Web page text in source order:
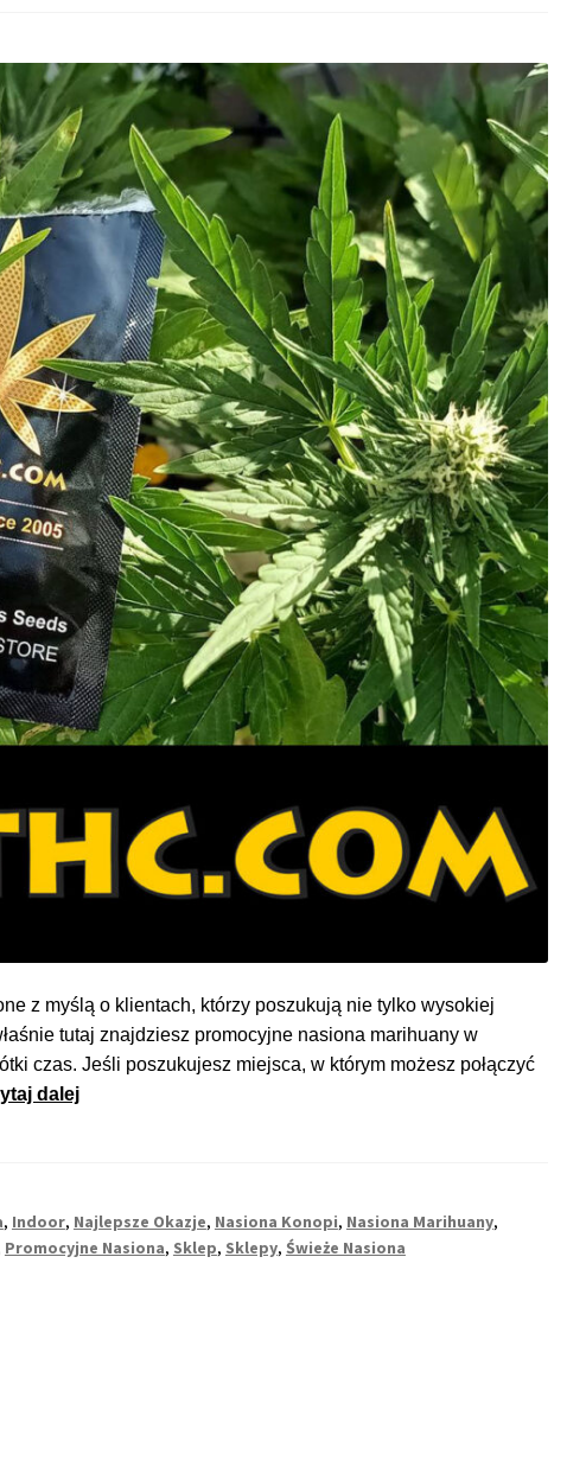
z myślą o klientach, którzy poszukują nie tylko wysokiej
tutaj znajdziesz promocyjne nasiona marihuany w
czas. Jeśli poszukujesz miejsca, w którym możesz połączyć
dalejNajlepsze
marihuany
–
, Indoor, Najlepsze Okazje, Nasiona Konopi, Nasiona Marihuany,
Promocyjne Nasiona, Sklep, Sklepy, Świeże Nasiona